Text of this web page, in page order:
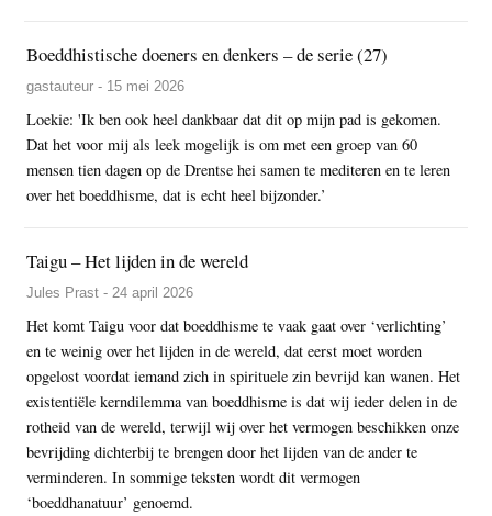
Boeddhistische doeners en denkers – de serie (27)
gastauteur - 15 mei 2026
Loekie: 'Ik ben ook heel dankbaar dat dit op mijn pad is gekomen.
Dat het voor mij als leek mogelijk is om met een groep van 60
mensen tien dagen op de Drentse hei samen te mediteren en te leren
over het boeddhisme, dat is echt heel bijzonder.’
Taigu – Het lijden in de wereld
Jules Prast - 24 april 2026
Het komt Taigu voor dat boeddhisme te vaak gaat over ‘verlichting’
en te weinig over het lijden in de wereld, dat eerst moet worden
opgelost voordat iemand zich in spirituele zin bevrijd kan wanen. Het
existentiële kerndilemma van boeddhisme is dat wij ieder delen in de
rotheid van de wereld, terwijl wij over het vermogen beschikken onze
bevrijding dichterbij te brengen door het lijden van de ander te
verminderen. In sommige teksten wordt dit vermogen
‘boeddhanatuur’ genoemd.